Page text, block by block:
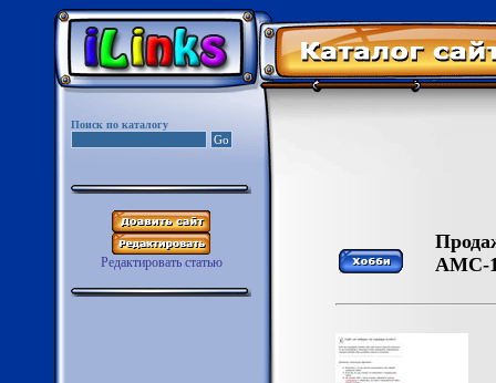
Поиск по каталогу
Редактировать статью
АМС-